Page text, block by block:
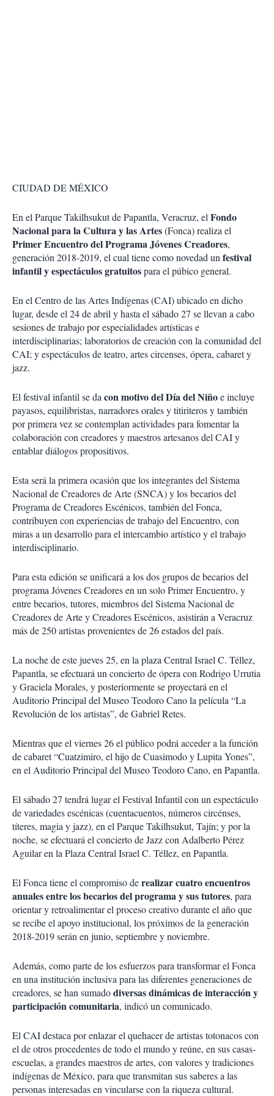
CIUDAD DE MÉXICO
En el Parque Takilhsukut de Papantla, Veracruz, elFondo
Nacional para la Cultura y las Artes(Fonca) realiza el
Primer Encuentro del Programa Jóvenes Creadores,
generación 2018-2019, el cual tiene como novedad unfestival
infantil y espectáculos gratuitospara el púbico general.
En el Centro de las Artes Indígenas (CAI) ubicado en dicho
lugar, desde el 24 de abril y hasta el sábado 27 se llevan a cabo
sesiones de trabajo por especialidades artísticas e
interdisciplinarias; laboratorios de creación con la comunidad del
CAI; y espectáculos de teatro, artes circenses, ópera, cabaret y
jazz.
El festival infantil se dacon motivo del Día del Niñoe incluye
payasos, equilibristas, narradores orales y titiriteros y también
por primera vez se contemplan actividades para fomentar la
colaboración con creadores y maestros artesanos del CAI y
entablar diálogos propositivos.
Esta será la primera ocasión que los integrantes del Sistema
Nacional de Creadores de Arte (SNCA) y los becarios del
Programa de Creadores Escénicos, también del Fonca,
contribuyen con experiencias de trabajo del Encuentro, con
miras a un desarrollo para el intercambio artístico y el trabajo
interdisciplinario.
Para esta edición se unificará a los dos grupos de becarios del
programa Jóvenes Creadores en un solo Primer Encuentro, y
entre becarios, tutores, miembros del Sistema Nacional de
Creadores de Arte y Creadores Escénicos, asistirán a Veracruz
más de 250 artistas provenientes de 26 estados del país.
La noche de este jueves 25, en la plaza Central Israel C. Téllez,
Papantla, se efectuará un concierto de ópera con Rodrigo Urrutia
y Graciela Morales, y posteriormente se proyectará en el
Auditorio Principal del Museo Teodoro Cano la película “La
Revolución de los artistas”, de Gabriel Retes.
Mientras que el viernes 26 el público podrá acceder a la función
de cabaret “Cuatzimiro, el hijo de Cuasimodo y Lupita Yones”,
en el Auditorio Principal del Museo Teodoro Cano, en Papantla.
El sábado 27 tendrá lugar el Festival Infantil con un espectáculo
de variedades escénicas (cuentacuentos, números circénses,
títeres, magia y jazz), en el Parque Takilhsukut, Tajín; y por la
noche, se efectuará el concierto de Jazz con Adalberto Pérez
Aguilar en la Plaza Central Israel C. Téllez, en Papantla.
El Fonca tiene el compromiso derealizar cuatro encuentros
anuales entre los becarios del programa y sus tutores, para
orientar y retroalimentar el proceso creativo durante el año que
se recibe el apoyo institucional, los próximos de la generación
2018-2019 serán en junio, septiembre y noviembre.
Además, como parte de los esfuerzos para transformar el Fonca
en una institución inclusiva para las diferentes generaciones de
creadores, se han sumadodiversas dinámicas de interacción y
participación comunitaria, indicó un comunicado.
El CAI destaca por enlazar el quehacer de artistas totonacos con
el de otros procedentes de todo el mundo y reúne, en sus casas-
escuelas, a grandes maestros de artes, con valores y tradiciones
indígenas de México, para que transmitan sus saberes a las
personas interesadas en vincularse con la riqueza cultural.